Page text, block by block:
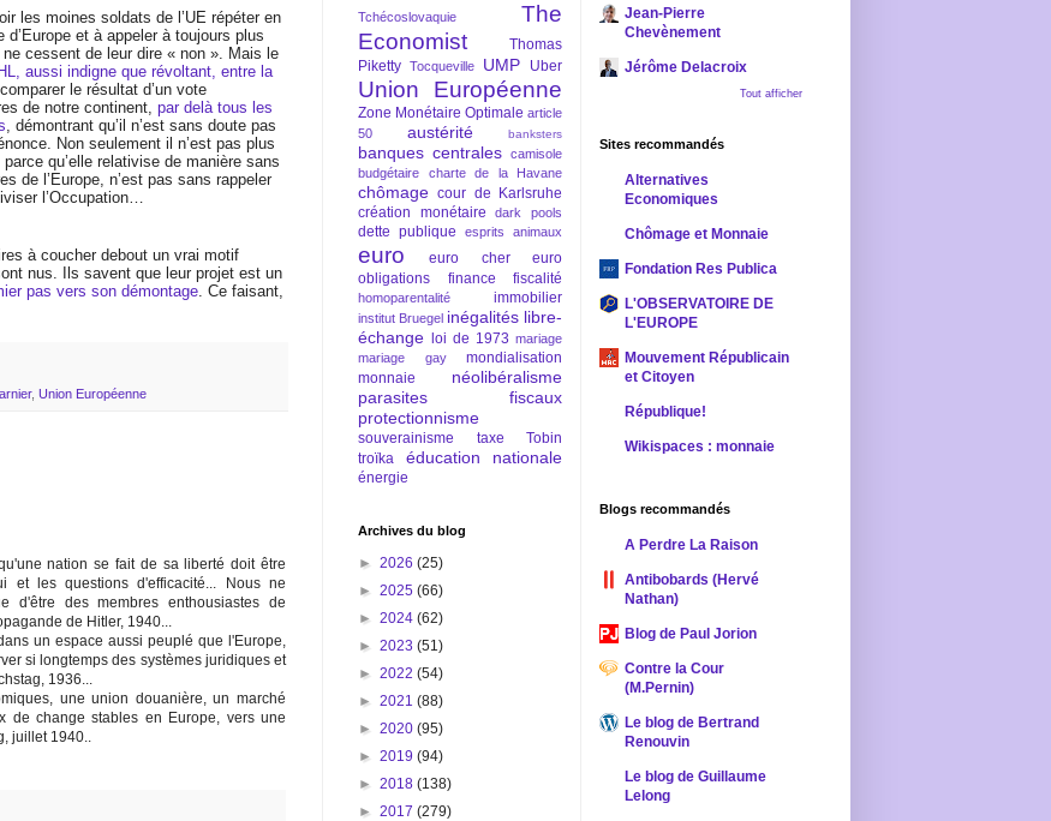
les moines soldats de l’UE répéter en
et à appeler à toujours plus
cessent de leur dire « non ». Mais le
aussi indigne que révoltant, entre la
le résultat d’un vote
de notre continent, par delà tous les
, démontrant qu’il n’est sans doute pas
Non seulement il n’est pas plus
qu’elle relativise de manière sans
de l’Europe, n’est pas sans rappeler
l’Occupation…
à coucher debout un vrai motif
nus. Ils savent que leur projet est un
pas vers son démontage . Ce faisant,
, Union Européenne
nation se fait de sa liberté doit être
et les questions d'efficacité... Nous ne
d'être des membres enthousiastes de
de Hitler, 1940...
un espace aussi peuplé que l'Europe,
si longtemps des systèmes juridiques et
1936...
une union douanière, un marché
de change stables en Europe, vers une
juillet 1940..
Tchécoslovaquie
The
Economist
Thomas
Piketty Tocqueville UMP Uber
Union Européenne
Zone Monétaire Optimale article
50
austérité banksters
banques centrales camisole
budgétaire
charte de la Havane
chômage cour de Karlsruhe
création monétaire
dark pools
dette publique esprits animaux
euro euro cher
euro
obligations
finance fiscalité
homoparentalité immobilier
institut Bruegel inégalités libre-
échange
loi de 1973 mariage
mariage gay
mondialisation
monnaie
néolibéralisme
parasites fiscaux
protectionnisme
souverainisme
taxe Tobin
troïka
éducation nationale
énergie
Archives du blog
► 2026 (25)
► 2025 (66)
► 2024 (62)
► 2023 (51)
► 2022 (54)
► 2021 (88)
► 2020 (95)
► 2019 (94)
► 2018 (138)
► 2017 (279)
Jean-Pierre
Chevènement
Jérôme Delacroix
Tout afficher
Sites recommandés
Alternatives
Economiques
Chômage et Monnaie
Fondation Res Publica
L'OBSERVATOIRE DE
L'EUROPE
Mouvement Républicain
et Citoyen
République!
Wikispaces : monnaie
Blogs recommandés
A Perdre La Raison
Antibobards (Hervé
Nathan)
Blog de Paul Jorion
Contre la Cour
(M.Pernin)
Le blog de Bertrand
Renouvin
Le blog de Guillaume
Lelong